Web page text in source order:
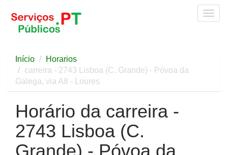
Início
Horarios
carreira - 2743 Lisboa (C. Grande) - Póvoa da
Galega, via A8 - Loures
Horário da carreira -
2743 Lisboa (C.
Grande) - Póvoa da